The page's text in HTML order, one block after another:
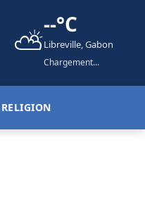
⛅--°C
Libreville, Gabon
Chargement...
RELIGION